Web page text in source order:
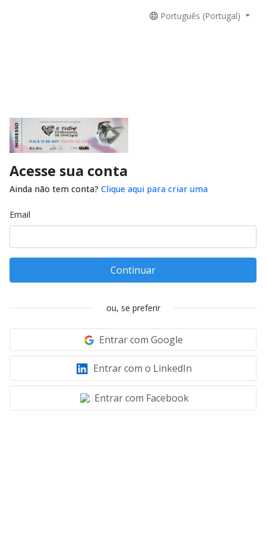
Português (Portugal)
Acesse sua conta
Ainda não tem conta? Clique aqui para criar uma
Email
Continuar
ou, se preferir
Entrar com Google
Entrar com o LinkedIn
Entrar com Facebook